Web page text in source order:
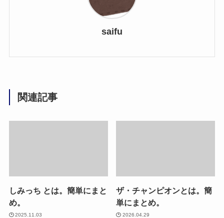
saifu
関連記事
しみっち とは。簡単にまと
め。
2025.11.03
ザ・チャンピオンとは。簡
単にまとめ。
2026.04.29